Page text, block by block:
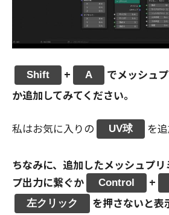
Shift + A
でメッシュ
か追加してみてください。
私はお気に入りの UV球 を
ちなみに、追加したメッシュプ
プ出力に繋ぐか
Control +
左クリック
を押さないと表